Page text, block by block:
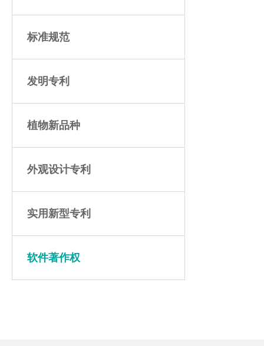
标准规范
发明专利
植物新品种
外观设计专利
实用新型专利
软件著作权